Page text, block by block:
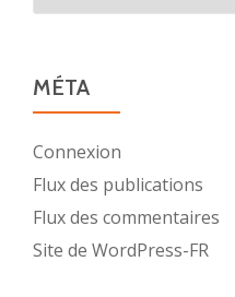
MÉTA
Connexion
Flux des publications
Flux des commentaires
Site de WordPress-FR